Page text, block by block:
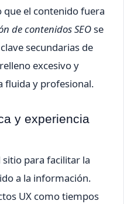
que el contenido fuera
de contenidos SEOse
secundarias de
excesivo y
fluida y profesional.
y experiencia
para facilitar la
a la información.
UX como tiempos